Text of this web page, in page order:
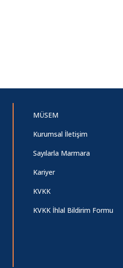
MÜSEM
Kurumsal İletişim
Sayılarla Marmara
Kariyer
KVKK
KVKK İhlal Bildirim Formu